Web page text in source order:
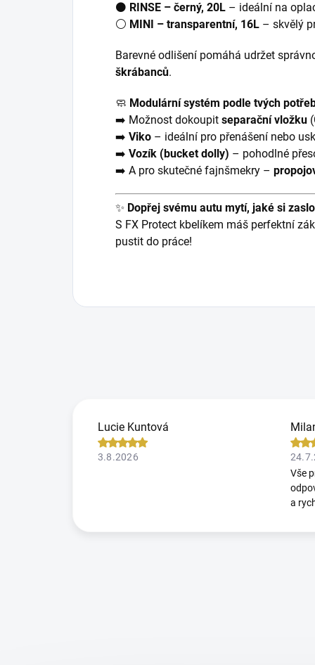
⚫ RINSE – černý, 20L – ideální na
⚪ MINI – transparentní, 16L – skvělý
Barevné odlišení pomáhá udržet
škrábanců.
🧼 Modulární systém podle tvých
➡️ Možnost dokoupit separační vložku
➡️ Viko – ideální pro přenášení nebo
➡️ Vozík (bucket dolly) – pohodlné
➡️ A pro skutečné fajnšmekry –
✨ Dopřej svému autu mytí, jaké si
S FX Protect kbelíkem máš perfektní
pustit do práce!
Lucie Kuntová
3.8.2026
Vše
a